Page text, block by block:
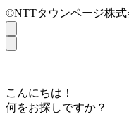
©NTTタウンページ株式
こんにちは！
何をお探しですか？